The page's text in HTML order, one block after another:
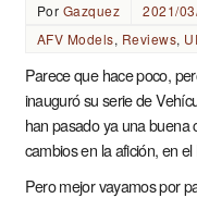
Por Gazquez
2021/
AFV Models, Reviews,
Parece que hace poco,
inauguró su serie de
han pasado ya una buena
cambios en la afición, en
Pero mejor vayamos por